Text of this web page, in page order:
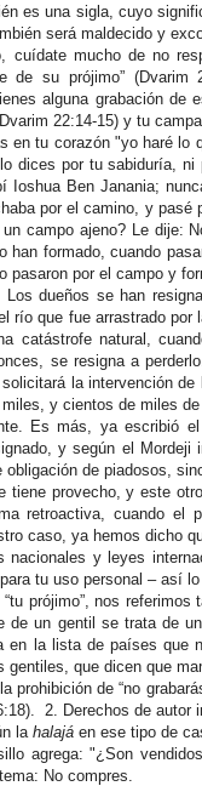
es una sigla, cuyo
será maldecido y
cuídate mucho de no
de su prójimo” (Dvarim
alguna grabación de
22:14-15) y tu
en tu corazón "yo haré lo
dices por tu sabiduría,
Ioshua Ben Janania;
por el camino, y
campo ajeno? Le dije:
han formado, cuando
pasaron por el campo y
dueños se han
río que fue arrastrado
catástrofe natural,
se resigna a
la intervención
y cientos de miles
Es más, ya escribió
y según el
de piadosos,
tiene provecho, y este
retroactiva, cuando el
caso, ya hemos dicho
nacionales y leyes
tu uso personal – así
prójimo”, nos
de un gentil se trata de
en la lista de países que
gentiles, que dicen que
prohibición de “no
2. Derechos de autor
la halajá en ese tipo de
agrega: "¿Son
No compres.